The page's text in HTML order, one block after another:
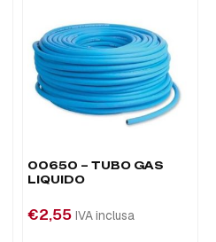
00650 – TUBO GAS
LIQUIDO
€2,55 IVA inclusa